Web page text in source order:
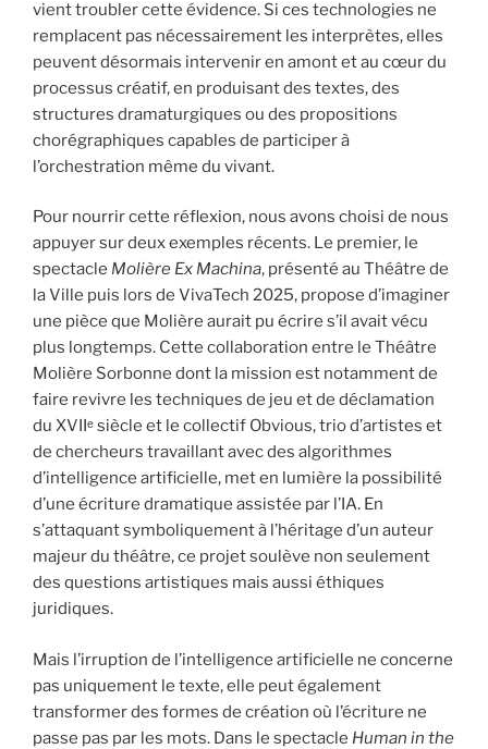
vient troubler cette évidence. Si ces technologies ne
remplacent pas nécessairement les interprètes, elles
peuvent désormais intervenir en amont et au cœur du
processus créatif, en produisant des textes, des
structures dramaturgiques ou des propositions
chorégraphiques capables de participer à
l’orchestration même du vivant.
Pour nourrir cette réflexion, nous avons choisi de nous
appuyer sur deux exemples récents. Le premier, le
spectacle Molière Ex Machina, présenté au Théâtre de
la Ville puis lors de VivaTech 2025, propose d’imaginer
une pièce que Molière aurait pu écrire s’il avait vécu
plus longtemps. Cette collaboration entre le Théâtre
Molière Sorbonne dont la mission est notamment de
faire revivre les techniques de jeu et de déclamation
du XVIIᵉ siècle et le collectif Obvious, trio d’artistes et
de chercheurs travaillant avec des algorithmes
d’intelligence artificielle, met en lumière la possibilité
d’une écriture dramatique assistée par l’IA. En
s’attaquant symboliquement à l’héritage d’un auteur
majeur du théâtre, ce projet soulève non seulement
des questions artistiques mais aussi éthiques
juridiques.
Mais l’irruption de l’intelligence artificielle ne concerne
pas uniquement le texte, elle peut également
transformer des formes de création où l’écriture ne
passe pas par les mots. Dans le spectacle Human in the